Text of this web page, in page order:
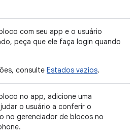
com seu app e o usuário
peça que ele faça login quando
consulte Estados vazios.
no app, adicione uma
o usuário a conferir o
no gerenciador de blocos no